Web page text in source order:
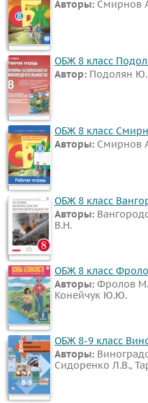
Авторы: Смирнов
ОБЖ 8 класс
Автор: Подолян
ОБЖ 8 класс
Авторы: Смирнов
ОБЖ 8 класс
Авторы:
В.Н.
ОБЖ 8 класс
Авторы: Фролов
Конейчук Ю.Ю.
ОБЖ 8-9 класс
Авторы:
Сидоренко Л.В.,